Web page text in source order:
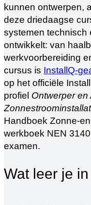
kunnen ontwerpen,
deze driedaagse
systemen technisch
ontwikkelt: van
werkvoorbereiding
cursus is InstallQ-
op het officiële
profiel Ontwerper en
Handboek Zonne-
werkboek NEN
examen.
Wat leer je